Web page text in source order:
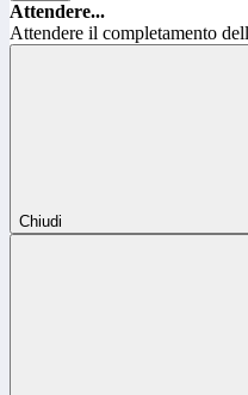
Attendere...
Attendere il completamento
Chiudi